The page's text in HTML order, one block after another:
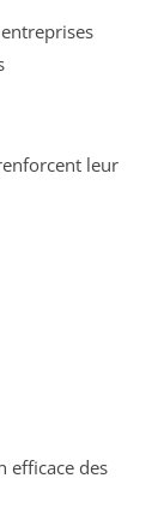
leur
efficace des